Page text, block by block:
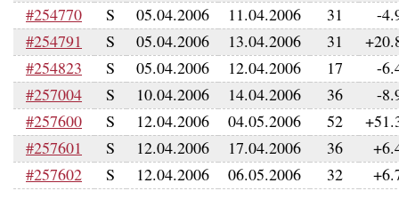
#254770
S 05.04.2006 11.04.2006 31
-
#254791
S 05.04.2006 13.04.2006 31
#254823
S 05.04.2006 12.04.2006 17
-
#257004
S 10.04.2006 14.04.2006 36
-
#257600
S 12.04.2006 04.05.2006 52
#257601
S 12.04.2006 17.04.2006 36
#257602
S 12.04.2006 06.05.2006 32